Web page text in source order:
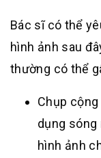
Bác sĩ có thể
hình ảnh sau
thường có thể
Chụp
dụng sóng
hình ảnh